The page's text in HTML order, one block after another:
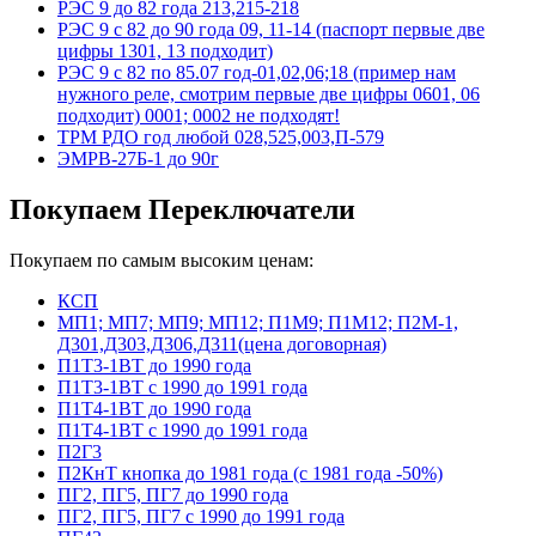
РЭС 9 до 82 года 213,215-218
РЭС 9 с 82 до 90 года 09, 11-14 (паспорт первые две
цифры 1301, 13 подходит)
РЭС 9 с 82 по 85.07 год-01,02,06;18 (пример нам
нужного реле, смотрим первые две цифры 0601, 06
подходит) 0001; 0002 не подходят!
ТРМ РДО год любой 028,525,003,П-579
ЭМРВ-27Б-1 до 90г
Покупаем Переключатели
Покупаем по самым высоким ценам:
КСП
МП1; МП7; МП9; МП12; П1М9; П1М12; П2М-1,
Д301,Д303,Д306,Д311(цена договорная)
П1Т3-1ВТ до 1990 года
П1Т3-1ВТ с 1990 до 1991 года
П1Т4-1ВТ до 1990 года
П1Т4-1ВТ с 1990 до 1991 года
П2Г3
П2КнТ кнопка до 1981 года (с 1981 года -50%)
ПГ2, ПГ5, ПГ7 до 1990 года
ПГ2, ПГ5, ПГ7 с 1990 до 1991 года